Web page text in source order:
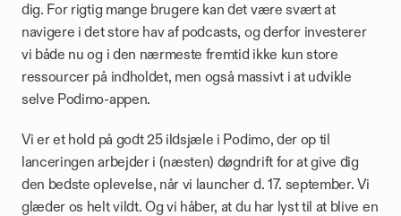
dig. For rigtig mange brugere kan det være svært at
navigere i det store hav af podcasts, og derfor investerer
vi både nu og i den nærmeste fremtid ikke kun store
ressourcer på indholdet, men også massivt i at udvikle
selve Podimo-appen.
Vi er et hold på godt 25 ildsjæle i Podimo, der op til
lanceringen arbejder i (næsten) døgndrift for at give dig
den bedste oplevelse, når vi launcher d. 17. september. Vi
glæder os helt vildt. Og vi håber, at du har lyst til at blive en